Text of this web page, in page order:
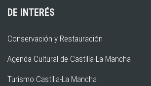
DE INTERÉS
Conservación y Restauración
Agenda Cultural de Castilla-La Mancha
Turismo Castilla-La Mancha